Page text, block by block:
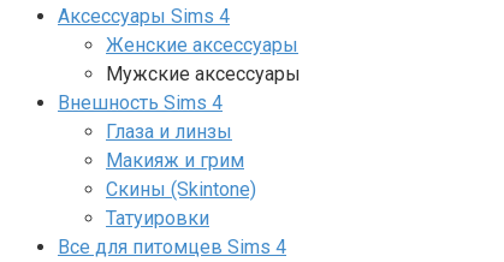
Аксессуары Sims 4
Женские аксессуары
Мужские аксессуары
Внешность Sims 4
Глаза и линзы
Макияж и грим
Скины (Skintone)
Татуировки
Все для питомцев Sims 4